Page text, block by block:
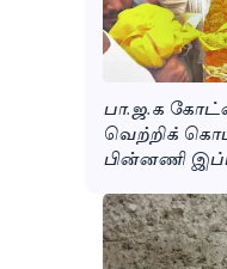
பா.ஜ.க
வெற்றிக்
பின்னணி